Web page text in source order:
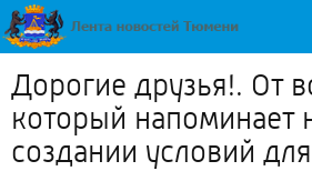
Дорогие друзья!. От
который напоминает
создании условий